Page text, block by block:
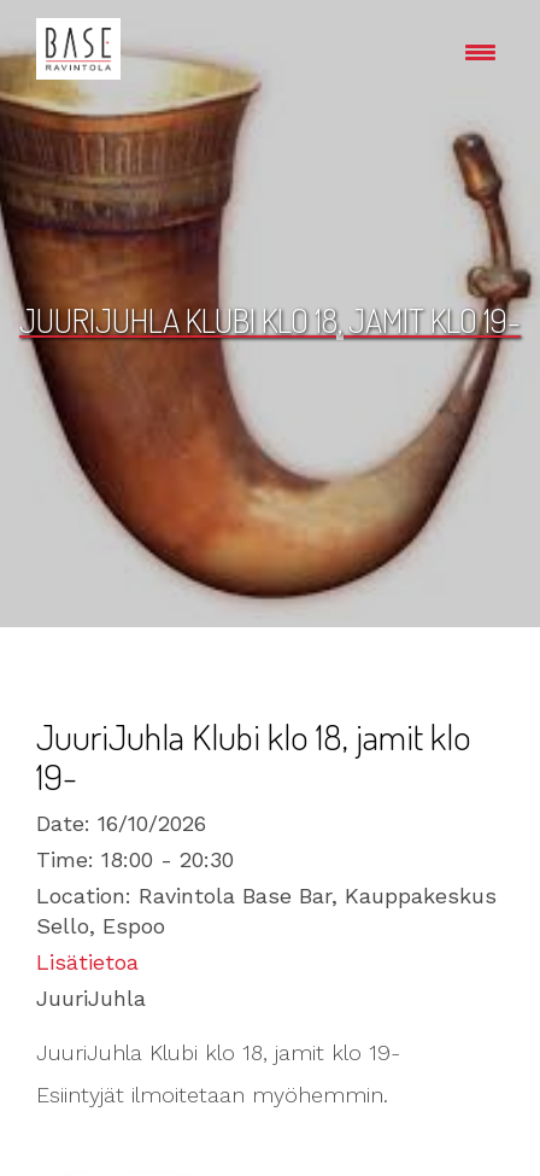
JUURIJUHLA KLUBI KLO 18, JAMIT KLO 19-
JuuriJuhla Klubi klo 18, jamit klo
19-
Date: 16/10/2026
Time: 18:00 - 20:30
Location: Ravintola Base Bar, Kauppakeskus
Sello, Espoo
Lisätietoa
JuuriJuhla
JuuriJuhla Klubi klo 18, jamit klo 19-
Esiintyjät ilmoitetaan myöhemmin.